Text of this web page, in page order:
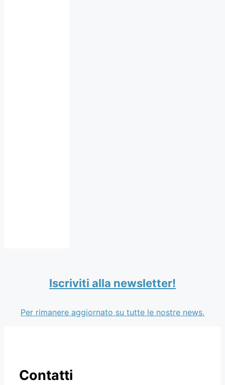
Iscriviti alla newsletter!
Per rimanere aggiornato su tutte le nostre news.
Contatti